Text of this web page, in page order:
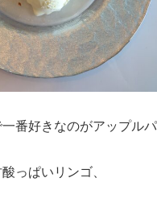
番好きなのがアップル
っぱいリンゴ、